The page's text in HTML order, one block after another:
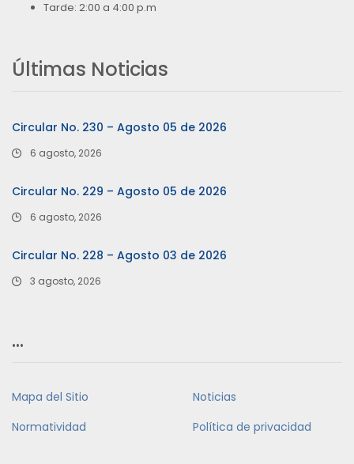
Tarde: 2:00 a 4:00 p.m
Últimas Noticias
Circular No. 230 – Agosto 05 de 2026
6 agosto, 2026
Circular No. 229 – Agosto 05 de 2026
6 agosto, 2026
Circular No. 228 – Agosto 03 de 2026
3 agosto, 2026
…
Mapa del Sitio
Noticias
Normatividad
Política de privacidad